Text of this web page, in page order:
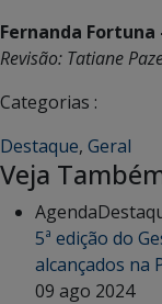
Fernanda Fortuna
Revisão: Tatiane
Categorias :
Destaque, Geral
Veja
Agenda
5ª edição do
alcançados na
09 ago 2024